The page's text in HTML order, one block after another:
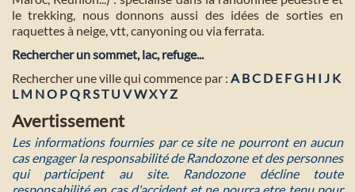
le trekking, nous donnons aussi des idées de sorties en
raquettes à neige, vtt, canyoning ou via ferrata.
Rechercher un sommet, lac, refuge...
Rechercher une ville qui commence par : A BC D E FG H I J K
L M NO PQ RST U VWXYZ
Avertissement
Les informations fournies par ce site ne pourront en aucun
cas engager la responsabilité de Randozone et des personnes
qui participent au site. Randozone décline toute